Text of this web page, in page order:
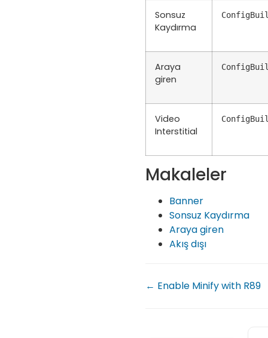
Sonsuz
Kaydırma
Araya
giren
Video
Interstitial
Makaleler
Banner
Sonsuz Kaydırma
Araya giren
Akış dışı
← Enable Minify with R89